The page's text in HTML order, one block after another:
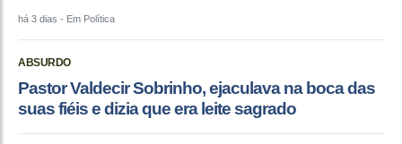
há 3 dias - Em Política
ABSURDO
Pastor Valdecir Sobrinho, ejaculava na boca das
suas fiéis e dizia que era leite sagrado